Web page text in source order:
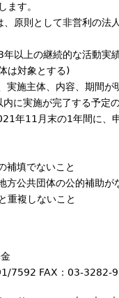
ます。
原則として非営利の法
以上の継続的な活動実
は対象とする)
実施主体、内容、期間が
に実施が完了する予定
年11月末の1年間に、
補填でないこと
方公共団体の公的補助が
重複しないこと
7592 FAX：03-3282-